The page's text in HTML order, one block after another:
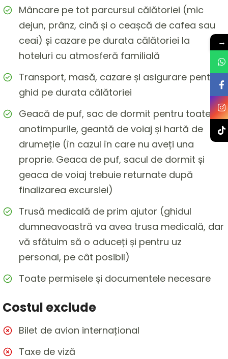
Mâncare pe tot parcursul călătoriei (mic
dejun, prânz, cină și o ceașcă de cafea sau
ceai) și cazare pe durata călătoriei la
hoteluri cu atmosferă familială
Transport, masă, cazare și asigurare pentru
ghid pe durata călătoriei
Geacă de puf, sac de dormit pentru toate
anotimpurile, geantă de voiaj și hartă de
drumeție (în cazul în care nu aveți una
proprie. Geaca de puf, sacul de dormit și
geaca de voiaj trebuie returnate după
finalizarea excursiei)
Trusă medicală de prim ajutor (ghidul
dumneavoastră va avea trusa medicală, dar
vă sfătuim să o aduceți și pentru uz
personal, pe cât posibil)
Toate permisele și documentele necesare
Costul exclude
Bilet de avion internațional
Taxe de viză
→